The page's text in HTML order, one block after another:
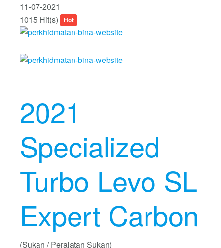
11-07-2021
1015 Hit(s)
Hot
2021
Specialized
Turbo Levo SL
Expert Carbon
(Sukan / Peralatan Sukan)